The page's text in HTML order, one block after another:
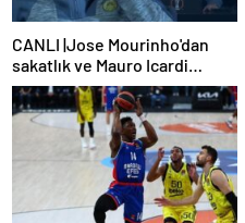
CANLI |Jose Mourinho'dan
sakatlık ve Mauro Icardi
yanıtı! 'Kimse dokunamaz!'